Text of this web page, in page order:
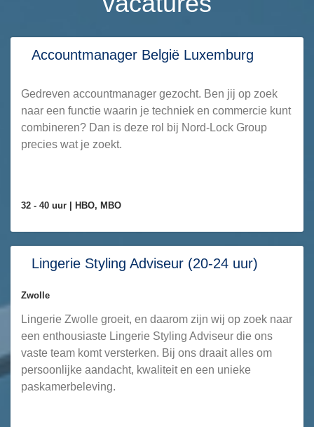
Accountmanager België Luxemburg
Gedreven accountmanager gezocht. Ben jij op zoek
naar een functie waarin je techniek en commercie kunt
combineren? Dan is deze rol bij Nord-Lock Group
precies wat je zoekt.
32 - 40 uur | HBO, MBO
Lingerie Styling Adviseur (20-24 uur)
Zwolle
Lingerie Zwolle groeit, en daarom zijn wij op zoek naar
een enthousiaste Lingerie Styling Adviseur die ons
vaste team komt versterken. Bij ons draait alles om
persoonlijke aandacht, kwaliteit en een unieke
paskamerbeleving.